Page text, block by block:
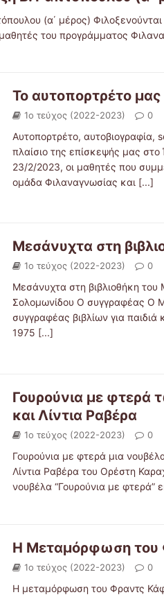
(α΄ μέρος)
του προγράμματος
Το αυτοπορτρέτο μας
1ο τεύχος (2022-2023) 0
Αυτοπορτρέτο, αυτοβιογραφία,
πλαίσιο της επίσκεψής μας στο
23/2/2023, οι μαθητές που
ομάδα Φιλαναγνωσίας και [...]
Μεσάνυχτα στη
1ο τεύχος (2022-2023) 0
Μεσάνυχτα στη βιβλιοθήκη
Σολομωνίδου Ο συγγραφέας Ο
συγγραφέας βιβλίων για παιδιά
1975 [...]
Γουρούνια με φτερά
και Λίντια Ραβέρα
1ο τεύχος (2022-2023) 0
Γουρούνια με φτερά μια
Λίντια Ραβέρα του Ορέστη
νουβέλα “Γουρούνια με φτερά”
Η Μεταμόρφωση του
1ο τεύχος (2022-2023) 0
Η μεταμόρφωση του Φραντς